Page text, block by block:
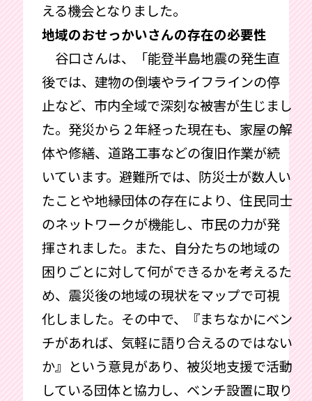
える機会となりました。
地域のおせっかいさんの存在の必要性
谷口さんは、「能登半島地震の発生直
後では、建物の倒壊やライフラインの停
止など、市内全域で深刻な被害が生じまし
た。発災から２年経った現在も、家屋の解
体や修繕、道路工事などの復旧作業が続
いています。避難所では、防災士が数人い
たことや地縁団体の存在により、住民同士
のネットワークが機能し、市民の力が発
揮されました。また、自分たちの地域の
困りごとに対して何ができるかを考えるた
め、震災後の地域の現状をマップで可視
化しました。その中で、『まちなかにベン
チがあれば、気軽に語り合えるのではない
か』という意見があり、被災地支援で活動
している団体と協力し、ベンチ設置に取り